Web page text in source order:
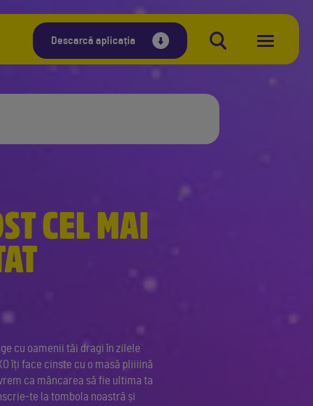
Descarcă aplicația
CEL MAI
cu oamenii tăi dragi în zilele
îți face cinste cu o masă pliiiină
ca mâncarea să fie ultima ta
te la tombola noastră și